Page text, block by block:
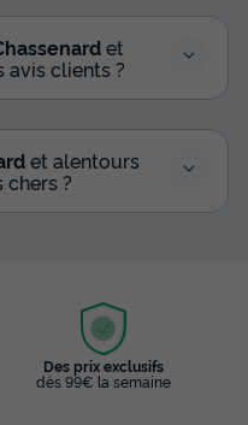
et
clients ?
et alentours
?
Des prix exclusifs
dès 99€ la semaine